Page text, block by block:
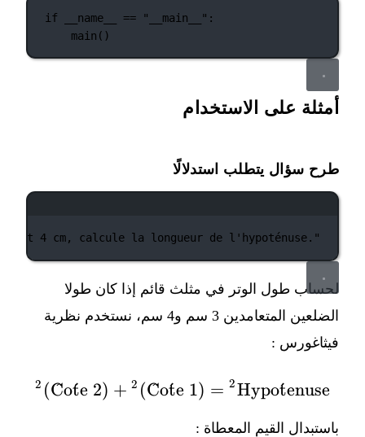
if __name__ == "__main__" :
main()
أمثلة على الاستخدام
طرح سؤال يتطلب استدلالًا
et 4 cm, calcule la longueur de l'hypoténuse."
لحساب طول الوتر في مثلث قائم إذا كان طولا
الضلعين المتعامدين 3 سم و4 سم، نستخدم نظرية
فيثاغورس :
\text{Hypoténuse}^2 = (\text{Côté 1})^2 + (\text{Côté 2})^2 Hypote
ˊ nuse
2
=
(
Co
ˆ te
ˊ 1
)
2
+
(
Co
ˆ te
ˊ 2
)
2
باستبدال القيم المعطاة :